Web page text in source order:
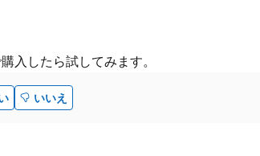
入したら試してみます。
いいえ